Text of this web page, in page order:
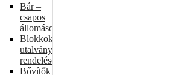
Bár –
csapos
állomások
Blokkok
utalványokhoz,
rendelésekhez
Bővítők